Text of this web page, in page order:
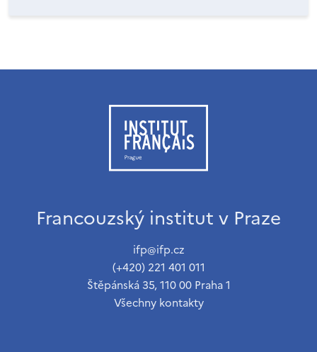
Francouzský institut v Praze
ifp@ifp.cz
(+420) 221 401 011
Štěpánská 35, 110 00 Praha 1
Všechny kontakty